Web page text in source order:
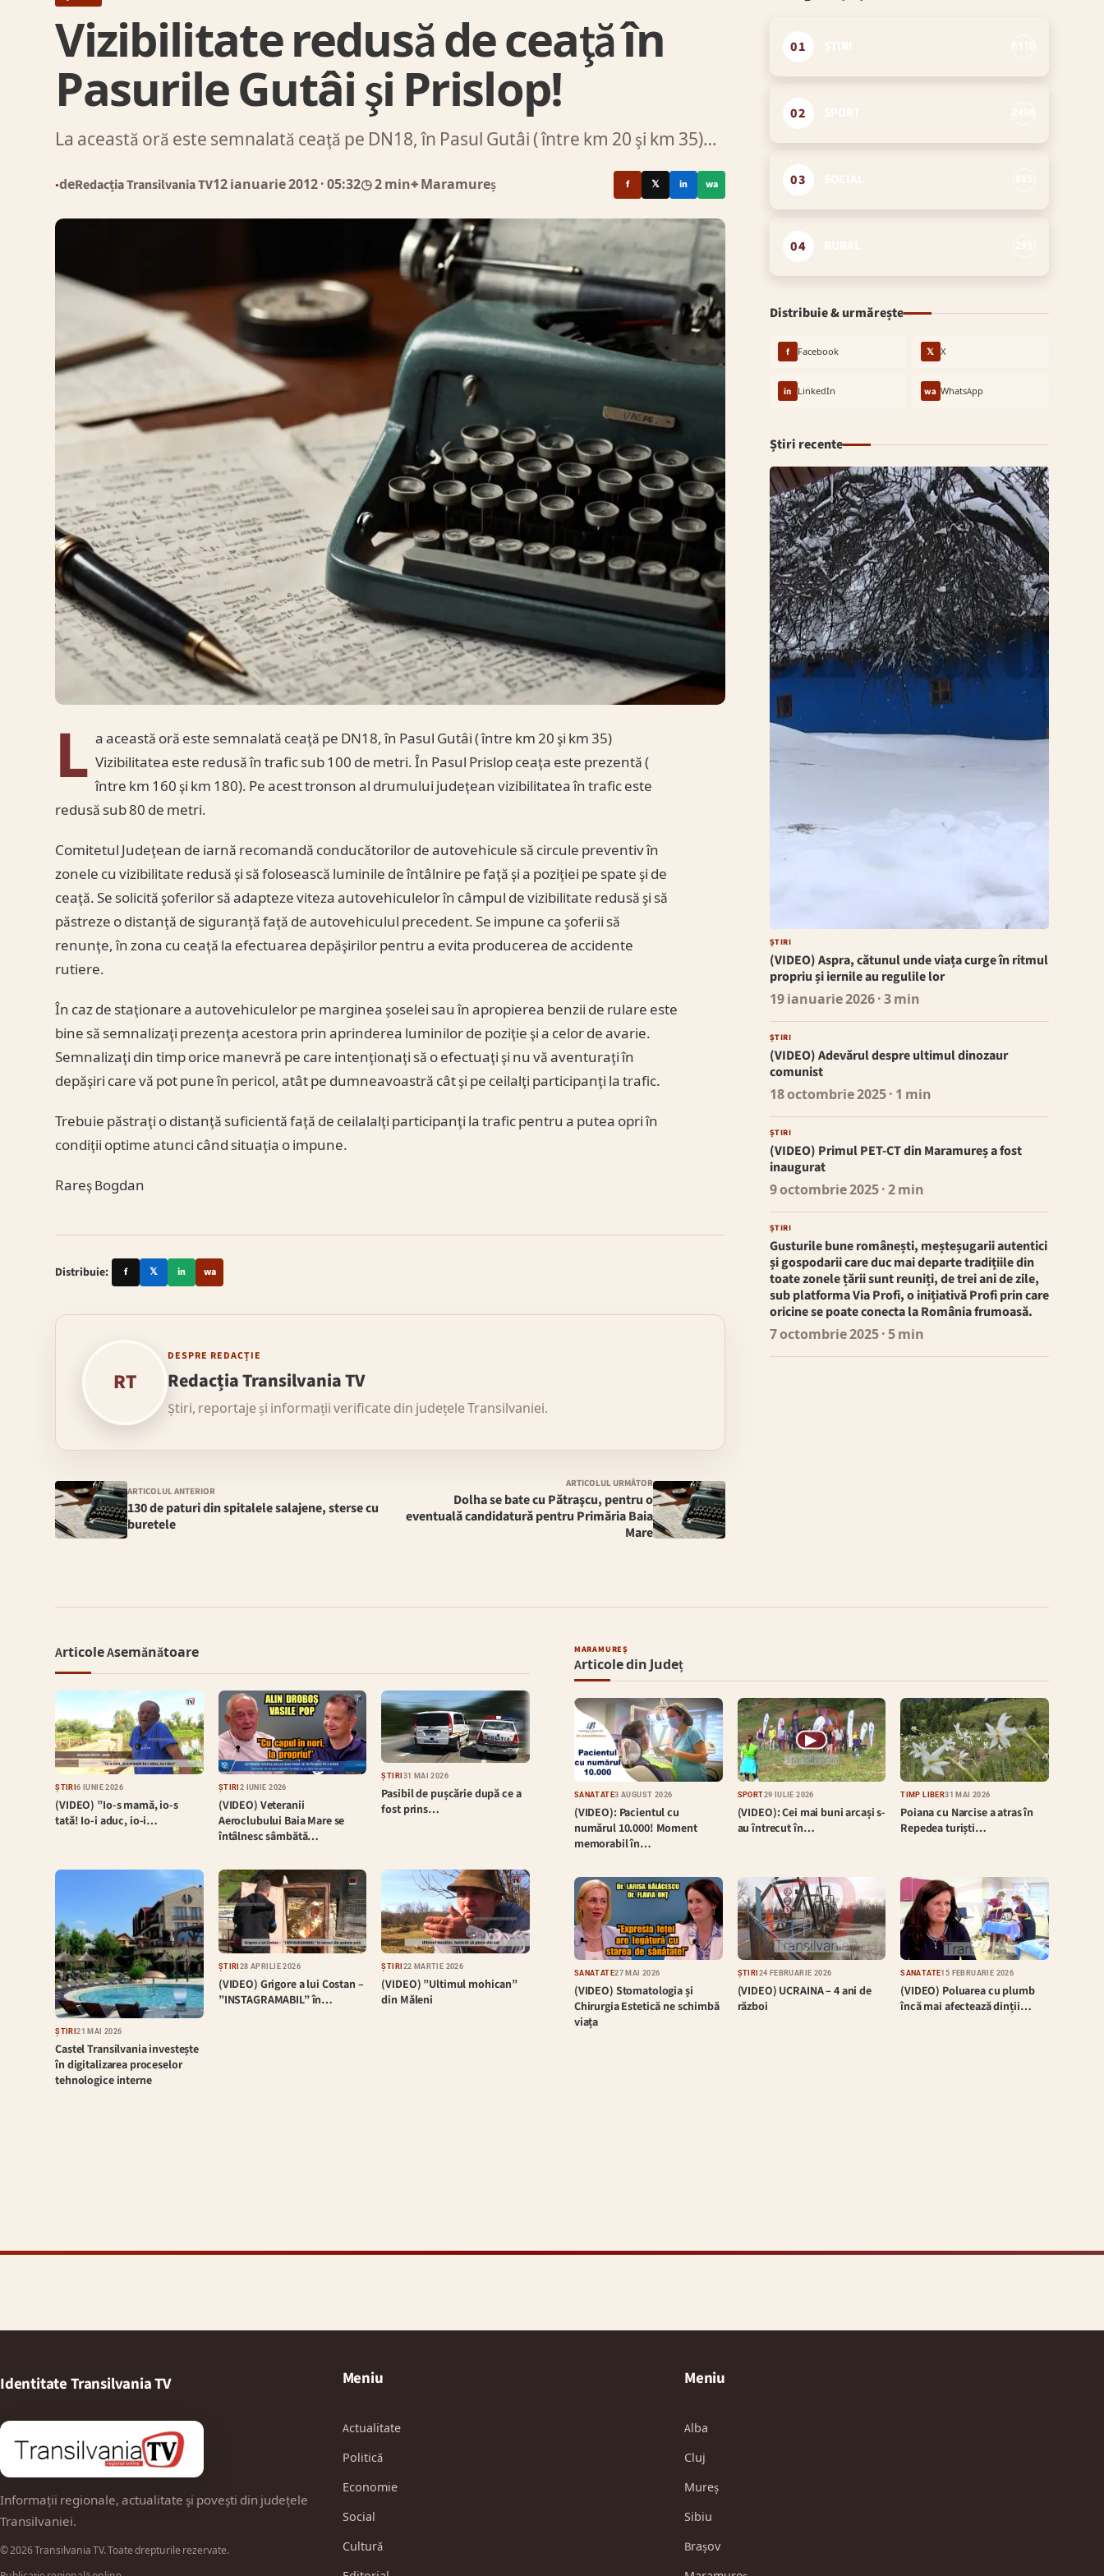
Vizibilitate redusă de ceaţă în
Pasurile Gutâi şi Prislop!
La această oră este semnalată ceaţă pe DN18, în Pasul Gutâi ( între km 20 şi km 35)…
●deRedacția Transilvania TV12 ianuarie 2012· 05:32◷ 2 min⌖ Maramureș f 𝕏 in wa
L a această oră este semnalată ceaţă pe DN18, în Pasul Gutâi ( între km 20 şi km 35)
Vizibilitatea este redusă în trafic sub 100 de metri. În Pasul Prislop ceaţa este prezentă (
între km 160 şi km 180). Pe acest tronson al drumului judeţean vizibilitatea în trafic este
redusă sub 80 de metri.
Comitetul Judeţean de iarnă recomandă conducătorilor de autovehicule să circule preventiv în
zonele cu vizibilitate redusă şi să folosească luminile de întâlnire pe faţă şi a poziţiei pe spate şi de
ceaţă. Se solicită şoferilor să adapteze viteza autovehiculelor în câmpul de vizibilitate redusă şi să
păstreze o distanţă de siguranţă faţă de autovehiculul precedent. Se impune ca şoferii să
renunţe, în zona cu ceaţă la efectuarea depăşirilor pentru a evita producerea de accidente
rutiere.
În caz de staţionare a autovehiculelor pe marginea şoselei sau în apropierea benzii de rulare este
bine să semnalizaţi prezenţa acestora prin aprinderea luminilor de poziţie şi a celor de avarie.
Semnalizaţi din timp orice manevră pe care intenţionaţi să o efectuaţi şi nu vă aventuraţi în
depăşiri care vă pot pune în pericol, atât pe dumneavoastră cât şi pe ceilalţi participanţi la trafic.
Trebuie păstraţi o distanţă suficientă faţă de ceilalalţi participanţi la trafic pentru a putea opri în
condiţii optime atunci când situaţia o impune.
Rareş Bogdan
Distribuie: f 𝕏 in wa
RT
DESPRE REDACȚIE
Redacția Transilvania TV
Știri, reportaje și informații verificate din județele Transilvaniei.
ARTICOLUL ANTERIOR
130 de paturi din spitalele salajene, sterse cu
buretele
ARTICOLUL URMĂTOR
Dolha se bate cu Pătraşcu, pentru o
eventuală candidatură pentru Primăria Baia
Mare
01
02
03
04
Distribuie & urmărește
f Facebook 𝕏 X
in LinkedIn wa WhatsApp
Știri recente
ȘTIRI
(VIDEO) Aspra, cătunul unde viața curge în ritmul
propriu și iernile au regulile lor
19 ianuarie 2026· 3 min
ȘTIRI
(VIDEO) Adevărul despre ultimul dinozaur
comunist
18 octombrie 2025· 1 min
ȘTIRI
(VIDEO) Primul PET-CT din Maramureș a fost
inaugurat
9 octombrie 2025· 2 min
ȘTIRI
Gusturile bune românești, meșteșugarii autentici
și gospodarii care duc mai departe tradițiile din
toate zonele țării sunt reuniți, de trei ani de zile,
sub platforma Via Profi, o inițiativă Profi prin care
oricine se poate conecta la România frumoasă.
7 octombrie 2025· 5 min
Articole Asemănătoare
ȘTIRI6 IUNIE 2026
(VIDEO) ”Io-s mamă, io-s
tată! Io-i aduc, io-i…
ȘTIRI 2 IUNIE 2026
(VIDEO) Veteranii
Aeroclubului Baia Mare se
întâlnesc sâmbătă…
ȘTIRI 31 MAI 2026
Pasibil de pușcărie după ce a
fost prins…
ȘTIRI21 MAI 2026
Castel Transilvania investește
în digitalizarea proceselor
tehnologice interne
ȘTIRI 28 APRILIE 2026
(VIDEO) Grigore a lui Costan –
”INSTAGRAMABIL” în…
ȘTIRI 22 MARTIE 2026
(VIDEO) ”Ultimul mohican”
din Măleni
MARAMUREȘ
Articole din Județ
SĂNĂTATE3 AUGUST 2026
(VIDEO): Pacientul cu
numărul 10.000! Moment
memorabil în…
▶
SPORT29 IULIE 2026
(VIDEO): Cei mai buni arcași s-
au întrecut în…
TIMP LIBER31 MAI 2026
Poiana cu Narcise a atras în
Repedea turiști…
SĂNĂTATE27 MAI 2026
(VIDEO) Stomatologia și
Chirurgia Estetică ne schimbă
viața
ȘTIRI 24 FEBRUARIE 2026
(VIDEO) UCRAINA – 4 ani de
război
SĂNĂTATE15 FEBRUARIE 2026
(VIDEO) Poluarea cu plumb
încă mai afectează dinții…
Identitate Transilvania TV
Informații regionale, actualitate și povești din județele
Transilvaniei.
© 2026 Transilvania TV. Toate drepturile rezervate.
Meniu
Actualitate
Politică
Economie
Social
Cultură
Meniu
Alba
Cluj
Mureș
Sibiu
Brașov